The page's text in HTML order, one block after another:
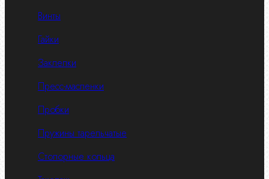
Винты
Гайки
Заклепки
Пресс-масленки
Пробки
Пружины тарельчатые
Стопорные кольца